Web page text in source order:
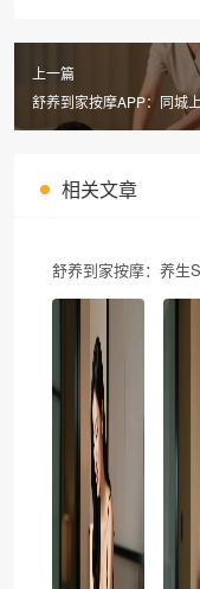
上一篇
舒养到家按摩APP：同城
平台哪家强？3大优势解析
相关文章
舒养到家按摩：养生